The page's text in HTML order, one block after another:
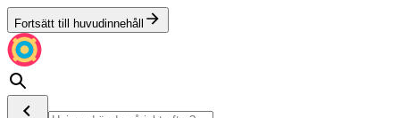
Fortsätt till huvudinnehåll